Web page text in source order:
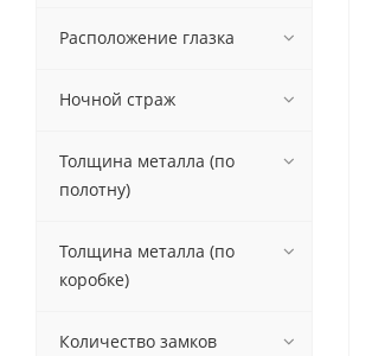
Расположение глазка
Ночной страж
Толщина металла (по
полотну)
Толщина металла (по
коробке)
Количество замков